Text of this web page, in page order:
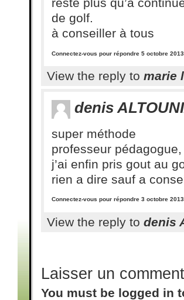
reste plus qu’à
de golf.
à conseiller à tous
Connectez-vous pour répondre 5 octobre
View the reply to marie
denis
super méthode
professeur
j’ai enfin pris gout au
rien a dire sauf a
Connectez-vous pour répondre 3 octobre
View the reply to denis
Laisser un
You must be logged in